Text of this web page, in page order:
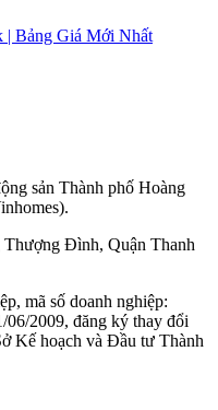
| Bảng Giá Mới Nhất
sản Thành phố Hoàng
Đình, Quận Thanh
mã số doanh nghiệp:
06/2009, đăng ký thay đổi
Kế hoạch và Đầu tư Thành